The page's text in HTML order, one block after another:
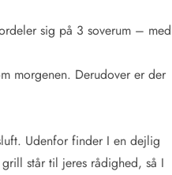
sig på 3 soverum – med
morgenen. Derudover er der
Udenfor finder I en dejlig
står til jeres rådighed, så I